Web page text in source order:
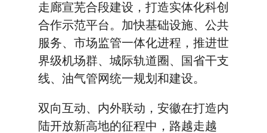
走廊宣芜合段建设，打造实体化科创
合作示范平台。加快基础设施、公共
服务、市场监管一体化进程，推进世
界级机场群、城际轨道圈、国省干支
线、油气管网统一规划和建设。
双向互动、内外联动，安徽在打造内
陆开放新高地的征程中，路越走越